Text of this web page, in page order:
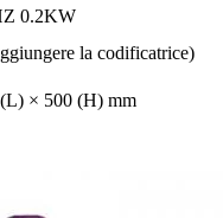
0.2KW
la codificatrice)
× 500 (H) mm